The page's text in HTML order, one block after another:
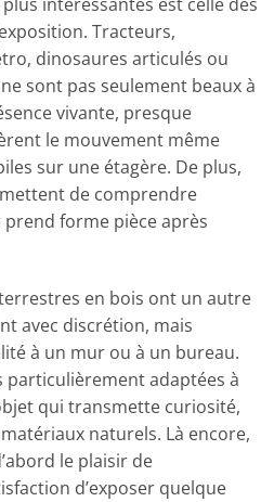
plus intéressantes est celle des
Tracteurs,
dinosaures articulés ou
sont pas seulement beaux à
vivante, presque
le mouvement même
sur une étagère. De plus,
de comprendre
forme pièce après
en bois ont un autre
avec discrétion, mais
à un mur ou à un bureau.
particulièrement adaptées à
qui transmette curiosité,
naturels. Là encore,
le plaisir de
d’exposer quelque